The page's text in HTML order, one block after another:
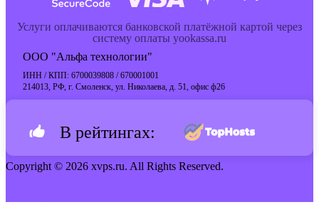
Услуги оплачиваются банковской платёжной картой через
систему оплаты yookassa.ru
ООО "Альфа технологии"
ИНН / КПП: 6700039808 / 670001001
214013, РФ, г. Смоленск, ул. Николаева, д. 51, офис ф26
В рейтингах:
Copyright © 2026 xvps.ru. All Rights Reserved.